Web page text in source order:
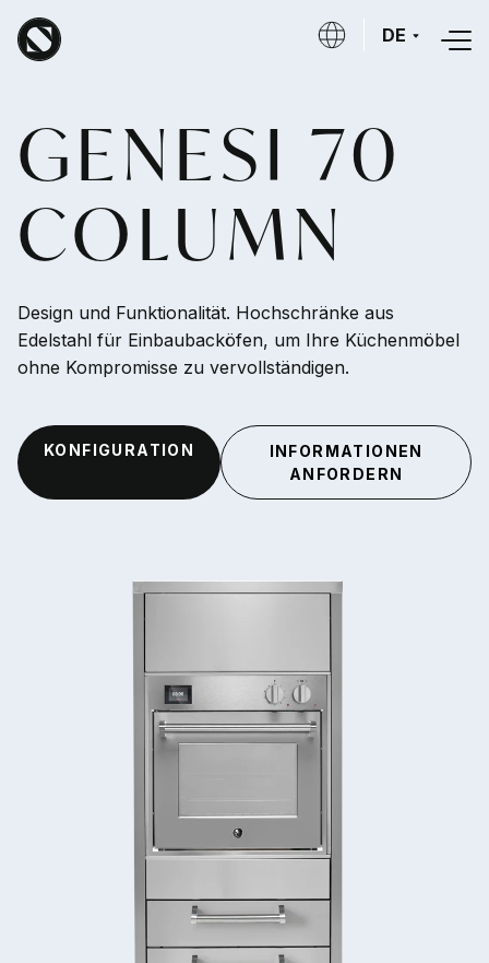
Direkt zum Inhalt
DE
GENESI 70
COLUMN
Design und Funktionalität. Hochschränke aus
Edelstahl für Einbaubacköfen, um Ihre Küchenmöbel
ohne Kompromisse zu vervollständigen.
KONFIGURATION
INFORMATIONEN
ANFORDERN